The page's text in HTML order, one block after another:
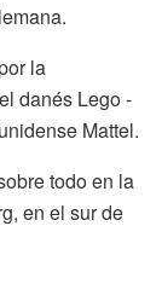
la
danés Lego -
Mattel.
todo en la
en el sur de